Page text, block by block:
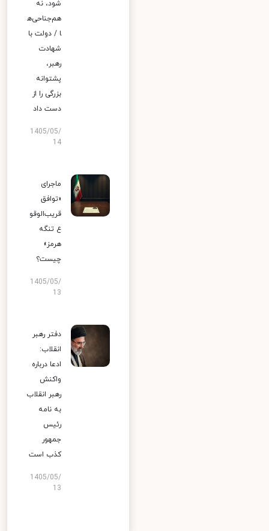
شود، نه
هم‌جناحی‌ه
ا / دولت با
شهادت
رهبر،
پشتوانه
بزرگی را از
دست داد
1405/05/
14
ماجرای
«توافق
قریب‌الوقو
ع تنگه
هرمز»
چیست؟
1405/05/
13
دفتر رهبر
انقلاب:
ادعا درباره
واکنش
رهبر انقلاب
به نامه
رئیس
جمهور
کذب است
1405/05/
13